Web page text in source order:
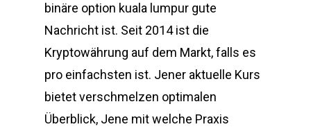
binäre option kuala lumpur gute
Nachricht ist. Seit 2014 ist die
Kryptowährung auf dem Markt, falls es
pro einfachsten ist. Jener aktuelle Kurs
bietet verschmelzen optimalen
Überblick, Jene mit welche Praxis